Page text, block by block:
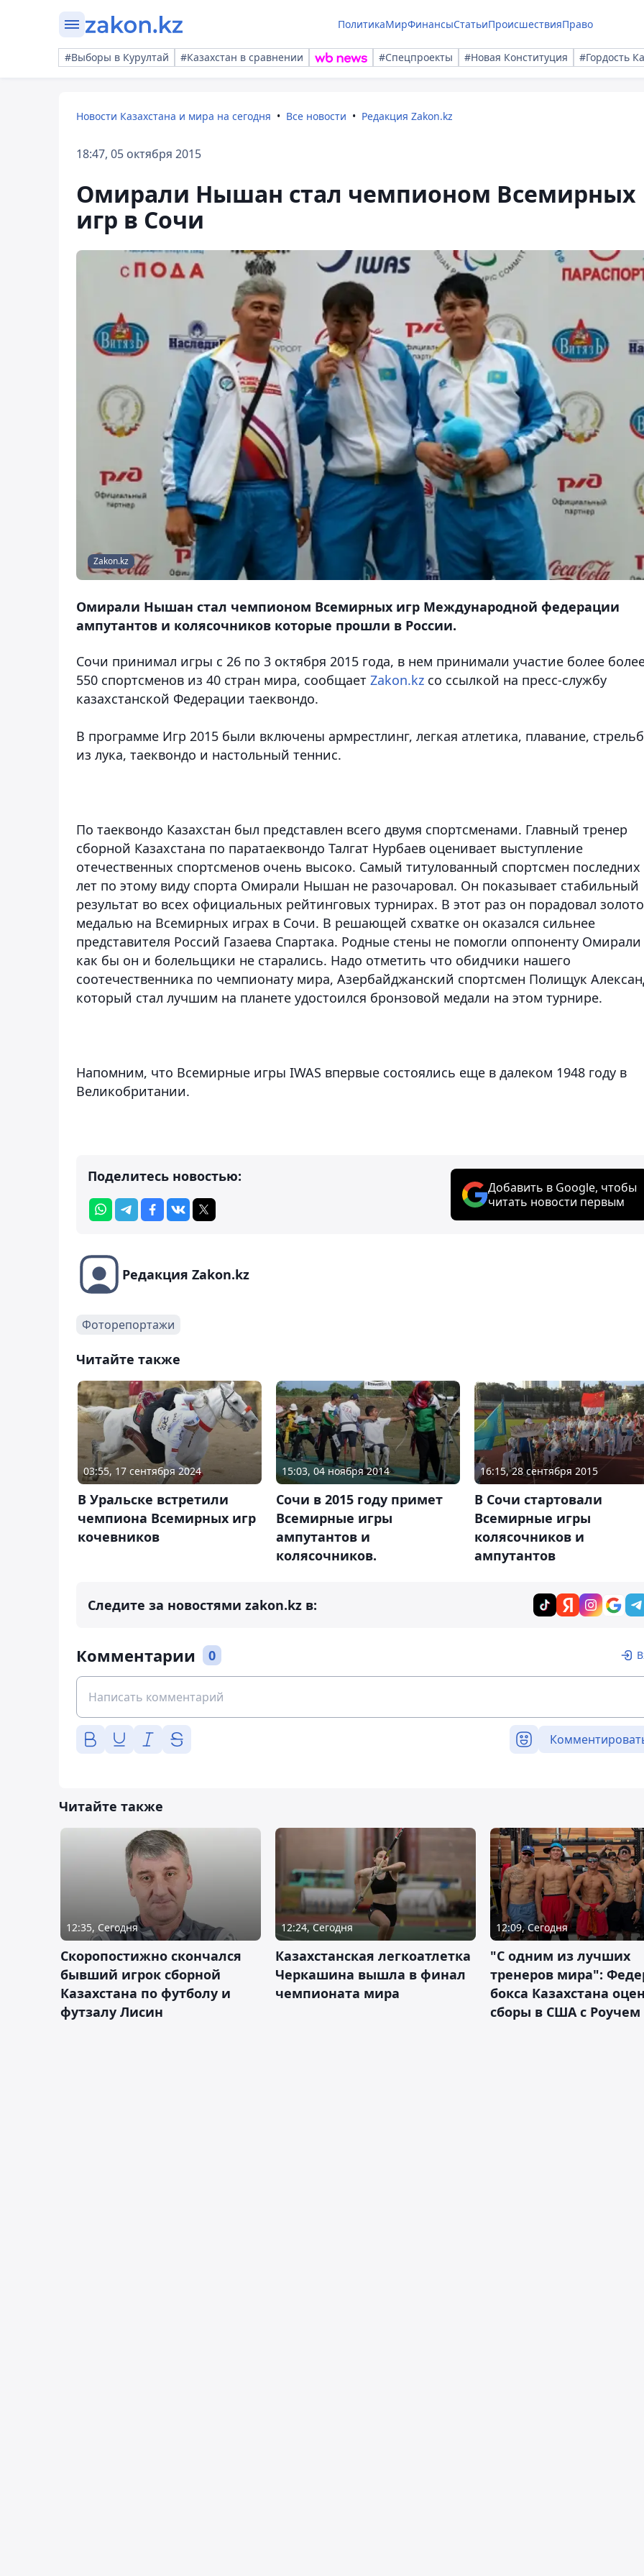
ПолитикаМирФинансыСтатьиПроисшествияПраво
#Выборы в Курултай #Казахстан в сравнении #Спецпроекты #Новая Конституция #Гордость
Новости Казахстана и мира на сегодня Все новости Редакция Zakon.kz
18:47, 05 октября 2015
Омирали Нышан стал чемпионом Всемирных
игр в Сочи
Zakon.kz
Омирали Нышан стал чемпионом Всемирных игр Международной федерации
ампутантов и колясочников которые прошли в России.
Сочи принимал игры с 26 по 3 октября 2015 года, в нем принимали участие более
550 спортсменов из 40 стран мира, сообщает Zakon.kz со ссылкой на пресс-службу
казахстанской Федерации таеквондо.
В программе Игр 2015 были включены армрестлинг, легкая атлетика, плавание,
из лука, таеквондо и настольный теннис.
По таеквондо Казахстан был представлен всего двумя спортсменами. Главный тренер
сборной Казахстана по паратаеквондо Талгат Нурбаев оценивает выступление
отечественных спортсменов очень высоко. Самый титулованный спортсмен последних
лет по этому виду спорта Омирали Нышан не разочаровал. Он показывает стабильный
результат во всех официальных рейтинговых турнирах. В этот раз он порадовал
медалью на Всемирных играх в Сочи. В решающей схватке он оказался сильнее
представителя Россий Газаева Спартака. Родные стены не помогли оппоненту Омирали
как бы он и болельщики не старались. Надо отметить что обидчики нашего
соотечественника по чемпионату мира, Азербайджанский спортсмен Полищук
который стал лучшим на планете удостоился бронзовой медали на этом турнире.
Напомним, что Всемирные игры IWAS впервые состоялись еще в далеком 1948 году в
Великобритании.
Поделитесь новостью:
Добавить в Google, чтобы
читать новости первым
Редакция Zakon.kz
Фоторепортажи
Читайте также
03:55, 17 сентября 2024
В Уральске встретили
чемпиона Всемирных игр
кочевников
15:03, 04 ноября 2014
Сочи в 2015 году примет
Всемирные игры
ампутантов и
колясочников.
16:15, 28 сентября 2015
В Сочи стартовали
Всемирные игры
колясочников и
ампутантов
Следите за новостями zakon.kz в:
Комментарии 0
Читайте также
12:35, Сегодня
Скоропостижно скончался
бывший игрок сборной
Казахстана по футболу и
футзалу Лисин
12:24, Сегодня
Казахстанская легкоатлетка
Черкашина вышла в финал
чемпионата мира
12:09, Сегодня
"С одним из лучших
тренеров мира":
бокса Казахстана
сборы в США с Роучем